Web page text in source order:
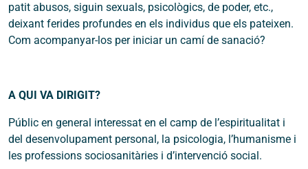
patit abusos, siguin sexuals, psicològics, de poder, etc.,
deixant ferides profundes en els individus que els pateixen.
Com acompanyar-los per iniciar un camí de sanació?
A QUI VA DIRIGIT?
Públic en general interessat en el camp de l’espiritualitat i
del desenvolupament personal, la psicologia, l’humanisme i
les professions sociosanitàries i d’intervenció social.